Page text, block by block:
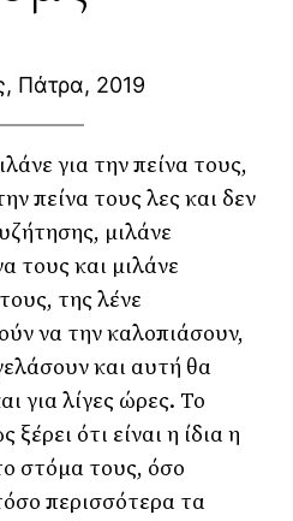
Πάτρα, 2019
για την πείνα τους,
πείνα τους λες και δεν
μιλάνε
τους και μιλάνε
της λένε
να την καλοπιάσουν,
και αυτή θα
για λίγες ώρες. Το
ότι είναι η ίδια η
στόμα τους, όσο
περισσότερα τα